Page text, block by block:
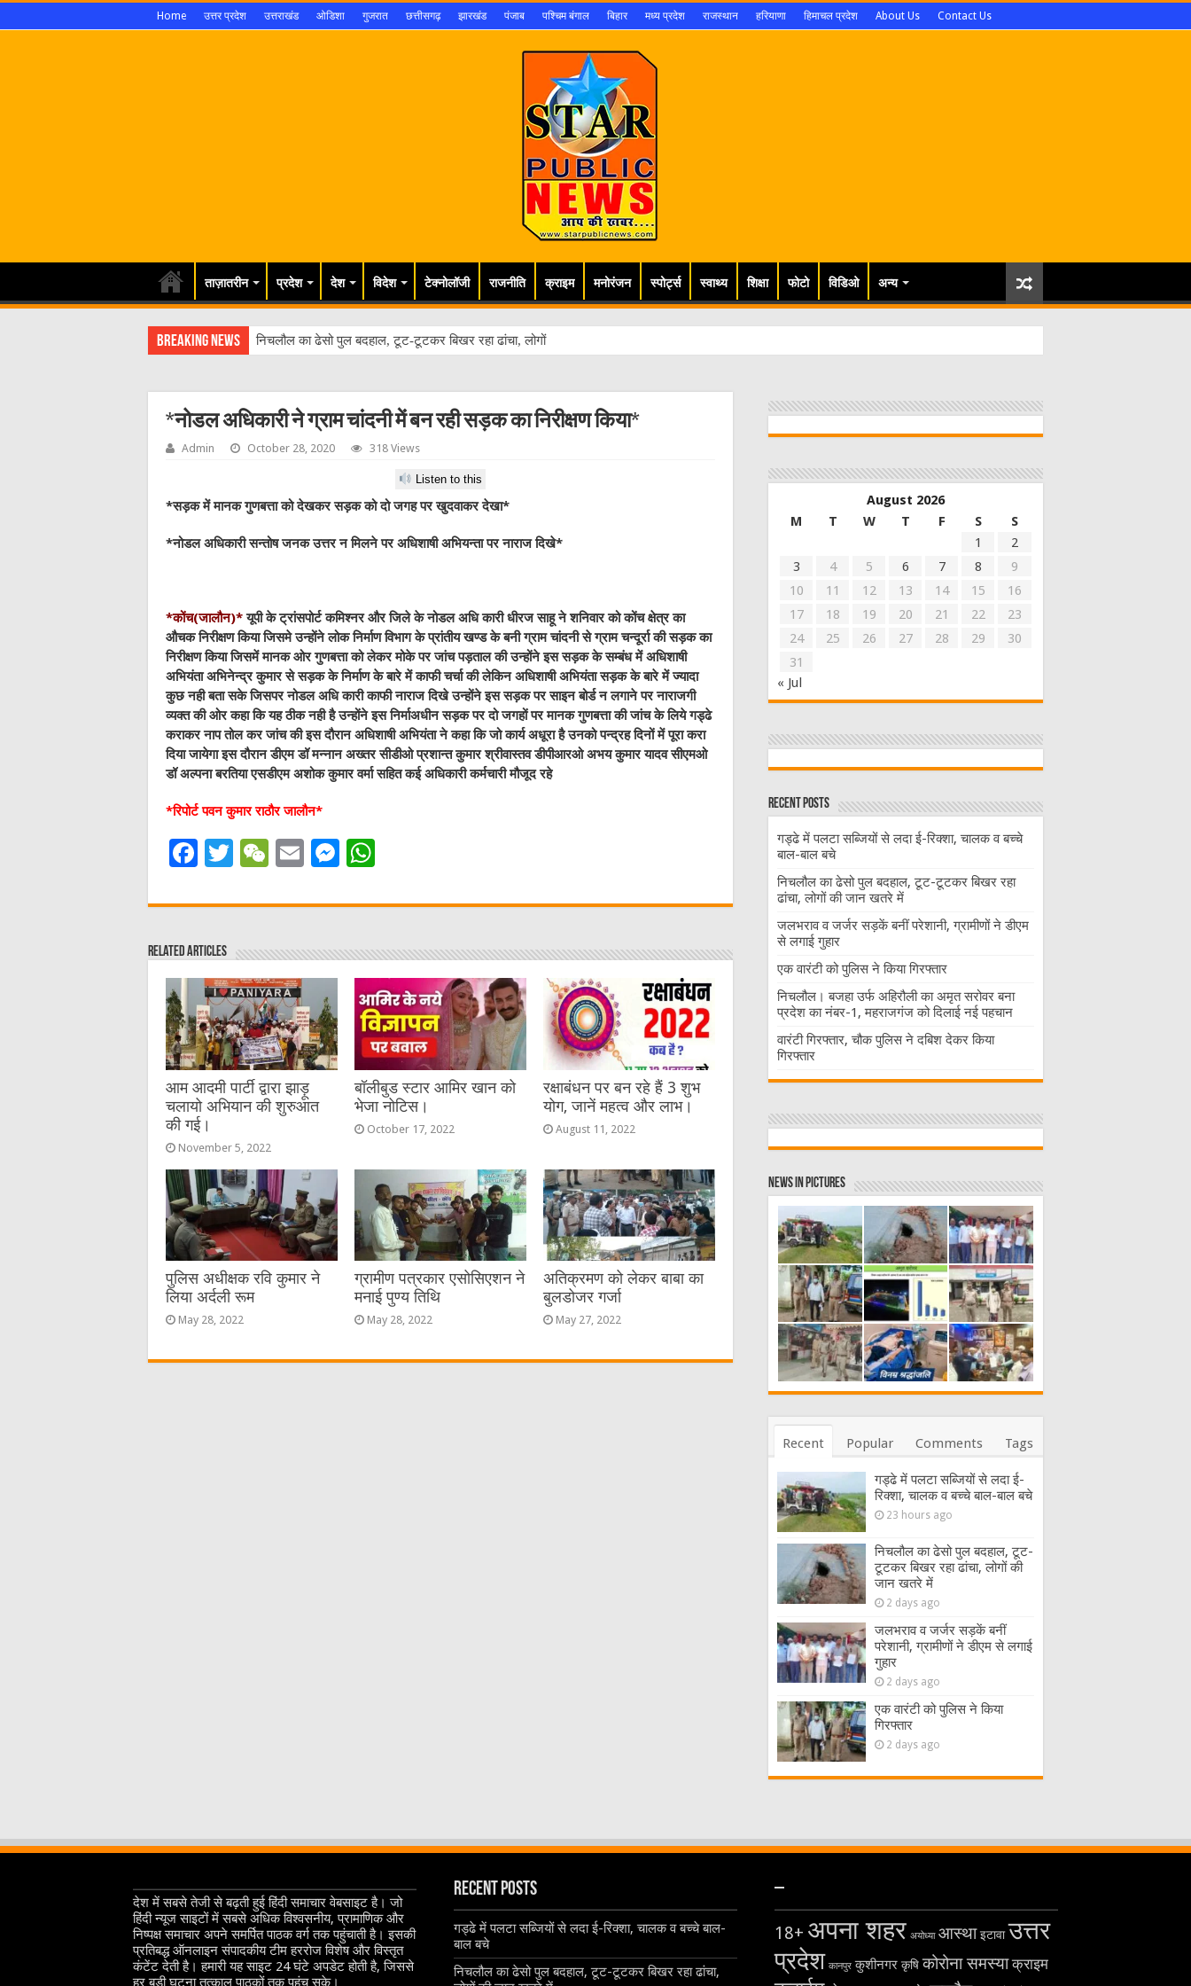
Home उत्तर प्रदेश उत्तराखंड ओडिशा गुजरात छत्तीसगढ़ झारखंड पंजाब पश्चिम बंगाल बिहार मध्य प्रदेश राजस्थान हरियाणा हिमाचल प्रदेश About Us Contact Us
ताज़ातरीन प्रदेश देश विदेश टेक्नोलॉजी राजनीति क्राइम मनोरंजन स्पोर्ट्स स्वाथ्य शिक्षा फोटो विडिओ अन्य
Breaking News निचलौल का ढेसो पुल बदहाल, टूट-टूटकर बिखर रहा ढांचा, लोगों की जान खतरे में
*नोडल अधिकारी ने ग्राम चांदनी में बन रही सड़क का निरीक्षण किया*
Admin October 28, 2020 318 Views
Listen to this
*सड़क में मानक गुणबत्ता को देखकर सड़क को दो जगह पर खुदवाकर देखा*
*नोडल अधिकारी सन्तोष जनक उत्तर न मिलने पर अधिशाषी अभियन्ता पर नाराज दिखे*
*कोंच(जालौन)*यूपी के ट्रांसपोर्ट कमिश्नर और जिले के नोडल अधि कारी धीरज साहू ने शनिवार को कोंच क्षेत्र का
औचक निरीक्षण किया जिसमे उन्होंने लोक निर्माण विभाग के प्रांतीय खण्ड के बनी ग्राम चांदनी से ग्राम चन्दूर्रा की सड़क का
निरीक्षण किया जिसमें मानक ओर गुणबत्ता को लेकर मोके पर जांच पड़ताल की उन्होंने इस सड़क के सम्बंध में अधिशाषी
अभियंता अभिनेन्द्र कुमार से सड़क के निर्माण के बारे में काफी चर्चा की लेकिन अधिशाषी अभियंता सड़क के बारे में ज्यादा
कुछ नही बता सके जिसपर नोडल अधि कारी काफी नाराज दिखे उन्होंने इस सड़क पर साइन बोर्ड न लगाने पर नाराजगी
व्यक्त की ओर कहा कि यह ठीक नही है उन्होंने इस निर्माअधीन सड़क पर दो जगहों पर मानक गुणबत्ता की जांच के लिये गड्ढे
कराकर नाप तोल कर जांच की इस दौरान अधिशाषी अभियंता ने कहा कि जो कार्य अधूरा है उनको पन्द्रह दिनों में पूरा करा
दिया जायेगा इस दौरान डीएम डॉ मन्नान अख्तर सीडीओ प्रशान्त कुमार श्रीवास्तव डीपीआरओ अभय कुमार यादव सीएमओ
डॉ अल्पना बरतिया एसडीएम अशोक कुमार वर्मा सहित कई अधिकारी कर्मचारी मौजूद रहे
*रिपोर्ट पवन कुमार राठौर जालौन*
F
c
e
b
o
o
k
T
it
r
W
C
at
E
ai
M
ss
n
g
er
at
A
p
p
Related Articles
आम आदमी पार्टी द्वारा झाड़ू
चलायो अभियान की शुरुआत
की गई।
November 5, 2022
बॉलीबुड स्टार आमिर खान को
भेजा नोटिस।
October 17, 2022
रक्षाबंधन पर बन रहे हैं 3 शुभ
योग, जानें महत्व और लाभ।
August 11, 2022
पुलिस अधीक्षक रवि कुमार ने
लिया अर्दली रूम
May 28, 2022
ग्रामीण पत्रकार एसोसिएशन ने
मनाई पुण्य तिथि
May 28, 2022
अतिक्रमण को लेकर बाबा का
बुलडोजर गर्जा
May 27, 2022
August 2026
M
T W T F S
S
1
2
3
4 5 6 7 8
9
10
11 12 13 14 15
16
17
18 19 20 21 22
23
24
25 26 27 28 29
30
31
« Jul
Recent Posts
गड्ढे में पलटा सब्जियों से लदा ई-रिक्शा, चालक व बच्चे
बाल-बाल बचे
निचलौल का ढेसो पुल बदहाल, टूट-टूटकर बिखर रहा
ढांचा, लोगों की जान खतरे में
जलभराव व जर्जर सड़कें बनीं परेशानी, ग्रामीणों ने डीएम
से लगाई गुहार
एक वारंटी को पुलिस ने किया गिरफ्तार
निचलौल। बजहा उर्फ अहिरौली का अमृत सरोवर बना
प्रदेश का नंबर-1, महराजगंज को दिलाई नई पहचान
वारंटी गिरफ्तार, चौक पुलिस ने दबिश देकर किया
गिरफ्तार
News in Pictures
Recent Popular Comments Tags
गड्ढे में पलटा सब्जियों से लदा ई-
रिक्शा, चालक व बच्चे बाल-बाल बचे
23 hours ago
निचलौल का ढेसो पुल बदहाल, टूट-
टूटकर बिखर रहा ढांचा, लोगों की
जान खतरे में
2 days ago
जलभराव व जर्जर सड़कें बनीं
परेशानी, ग्रामीणों ने डीएम से लगाई
गुहार
2 days ago
एक वारंटी को पुलिस ने किया
गिरफ्तार
2 days ago
देश में सबसे तेजी से बढ़ती हुई हिंदी समाचार वेबसाइट है। जो
हिंदी न्यूज साइटों में सबसे अधिक विश्वसनीय, प्रामाणिक और
निष्पक्ष समाचार अपने समर्पित पाठक वर्ग तक पहुंचाती है। इसकी
प्रतिबद्ध ऑनलाइन संपादकीय टीम हररोज विशेष और विस्तृत
कंटेंट देती है। हमारी यह साइट 24 घंटे अपडेट होती है, जिससे
हर बड़ी घटना तत्काल पाठकों तक पहुंच सके।
Recent Posts
गड्ढे में पलटा सब्जियों से लदा ई-रिक्शा, चालक व बच्चे बाल-
बाल बचे
निचलौल का ढेसो पुल बदहाल, टूट-टूटकर बिखर रहा ढांचा,
–
18+ अपना शहर अयोध्या आस्था इटावा उत्तर
प्रदेश कानपुर कुशीनगर कृषि कोरोना समस्या क्राइम